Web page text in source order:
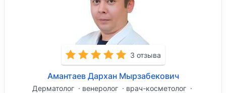
3 отзыва
Амантаев Дархан Мырзабекович
Дерматолог венеролог
врач-косметолог